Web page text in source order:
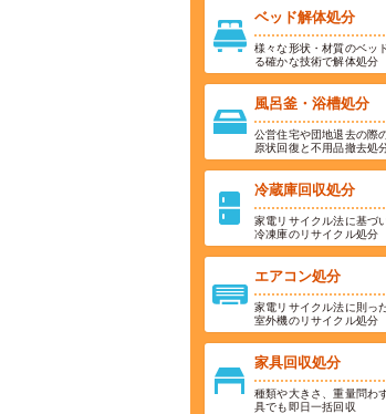
ベッド解体処分
様々な形状・材質のベッ
る確かな技術で解体処分
風呂釜・浴槽処分
公営住宅や団地退去の際
原状回復と不用品撤去処
冷蔵庫回収処分
家電リサイクル法に基づ
冷凍庫のリサイクル処分
エアコン処分
家電リサイクル法に則っ
室外機のリサイクル処分
家具回収処分
種類や大きさ、重量問わ
具でも即日一括回収